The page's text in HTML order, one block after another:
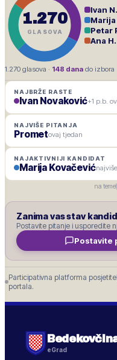
1.270
GLASOVA
Ivan N.
Marija
Petar
Ana H.
1.270 glasova · 148 dana do izbora
NAJBRŽE RASTE
Ivan Novaković+1 p.b.
NAJVIŠE PITANJA
Prometovaj tjedan
NAJAKTIVNIJI KANDIDAT
Marija Kovačević
na
Zanima vas stav
Postavite pitanje i usporedite
Postavite
Participativna platforma
portala.
eGrad